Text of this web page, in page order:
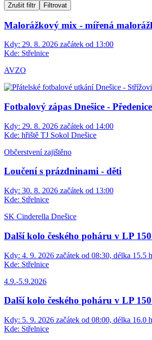
Zrušit filtr Filtrovat
Malorážkový mix - mířená
Kdy: 29. 8. 2026 začátek od 13:00
Kde: Střelnice
AVZO
Fotbalový zápas Dnešice - Předenice
Kdy: 29. 8. 2026 začátek od 14:00
Kde: hřiště TJ Sokol Dnešice
Občerstvení zajištěno
Loučení s prázdninami - děti
Kdy: 30. 8. 2026 začátek od 13:00
Kde: Střelnice
SK Cinderella Dnešice
Další kolo českého poháru v LP
Kdy: 4. 9. 2026 začátek od 08:30, délka 15.5
Kde: Střelnice
4.9.-5.9.2026
Další kolo českého poháru v LP
Kdy: 5. 9. 2026 začátek od 08:00, délka 16.0
Kde: Střelnice